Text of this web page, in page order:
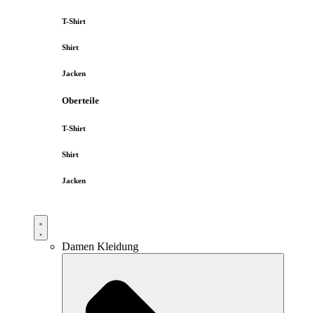
T-Shirt
Shirt
Jacken
Oberteile
T-Shirt
Shirt
Jacken
Damen Kleidung